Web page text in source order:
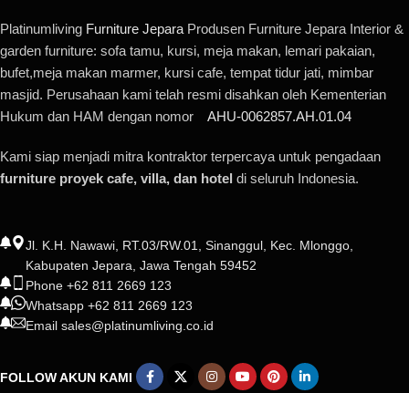
Platinumliving Furniture Jepara Produsen Furniture Jepara Interior &
garden furniture: sofa tamu, kursi, meja makan, lemari pakaian,
bufet,meja makan marmer, kursi cafe, tempat tidur jati, mimbar
masjid. Perusahaan kami telah resmi disahkan oleh Kementerian
Hukum dan HAM dengan nomor AHU-0062857.AH.01.04
Kami siap menjadi mitra kontraktor terpercaya untuk pengadaan
furniture proyek cafe, villa, dan hotel di seluruh Indonesia.
Jl. K.H. Nawawi, RT.03/RW.01, Sinanggul, Kec. Mlonggo,
Kabupaten Jepara, Jawa Tengah 59452
Phone +62 811 2669 123
Whatsapp +62 811 2669 123
Email sales@platinumliving.co.id
FOLLOW AKUN KAMI